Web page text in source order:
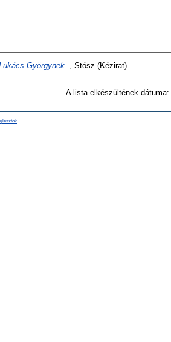
Györgynek. , Stósz (Kézirat)
A lista elkészültének dátuma: